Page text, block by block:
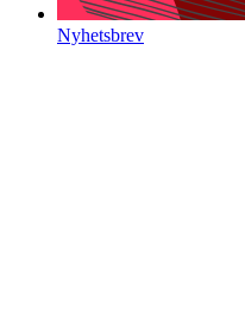
Nyhetsbrev